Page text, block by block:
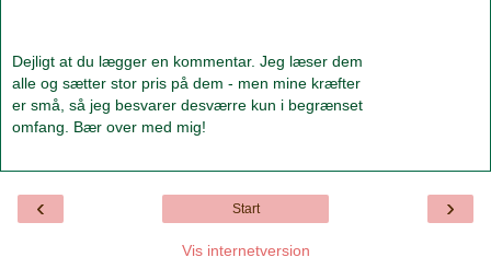
Dejligt at du lægger en kommentar. Jeg læser dem
alle og sætter stor pris på dem - men mine kræfter
er små, så jeg besvarer desværre kun i begrænset
omfang. Bær over med mig!
‹ ›
Start
Vis internetversion